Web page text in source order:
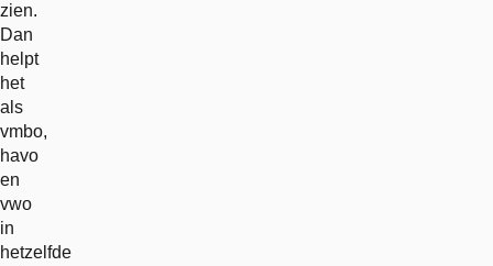
zien.
Dan
helpt
het
als
vmbo,
havo
en
vwo
in
hetzelfde